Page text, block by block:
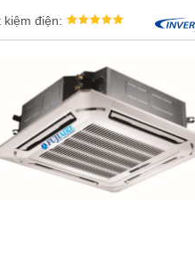
kiệm điện: